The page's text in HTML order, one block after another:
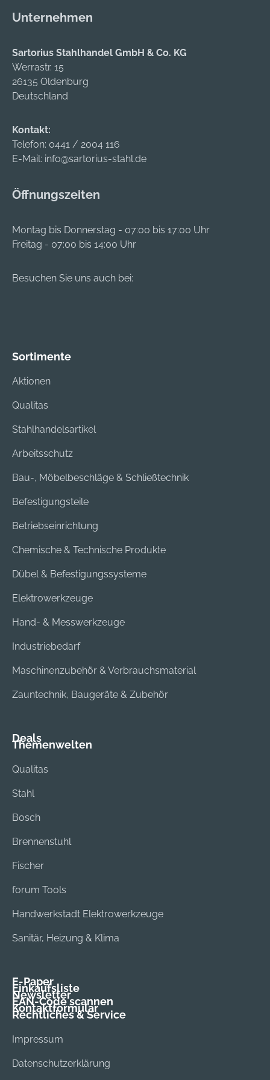
Unternehmen
Sartorius Stahlhandel GmbH & Co. KG
Werrastr. 15
26135 Oldenburg
Deutschland
Kontakt:
Telefon: 0441 / 2004 116
E-Mail: info@sartorius-stahl.de
Öffnungszeiten
Montag bis Donnerstag - 07:00 bis 17:00 Uhr
Freitag - 07:00 bis 14:00 Uhr
Besuchen Sie uns auch bei:
Sortimente
Aktionen
Qualitas
Stahlhandelsartikel
Arbeitsschutz
Bau-, Möbelbeschläge & Schließtechnik
Befestigungsteile
Betriebseinrichtung
Chemische & Technische Produkte
Dübel & Befestigungssysteme
Elektrowerkzeuge
Hand- & Messwerkzeuge
Industriebedarf
Maschinenzubehör & Verbrauchsmaterial
Zauntechnik, Baugeräte & Zubehör
Deals
Themenwelten
Qualitas
Stahl
Bosch
Brennenstuhl
Fischer
forum Tools
Handwerkstadt Elektrowerkzeuge
Sanitär, Heizung & Klima
E-Paper
Einkaufsliste
Newsletter
EAN-Code scannen
Kontaktformular
Rechtliches & Service
Impressum
Datenschutzerklärung